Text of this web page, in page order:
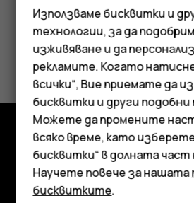
Смартфони
Мобилни
Аксесоари
Таблети
Полезен ли беше този
Да Не
Изследвайте
Информация
Използваме бисквитки и
технологии, за да
изживяване и да
рекламите. Когато
всички“, Вие приемате да
бисквитки и други
Можете да промените
всяко време, като
бисквитки“ в долната
Научете повече за нашата
бисквитките.